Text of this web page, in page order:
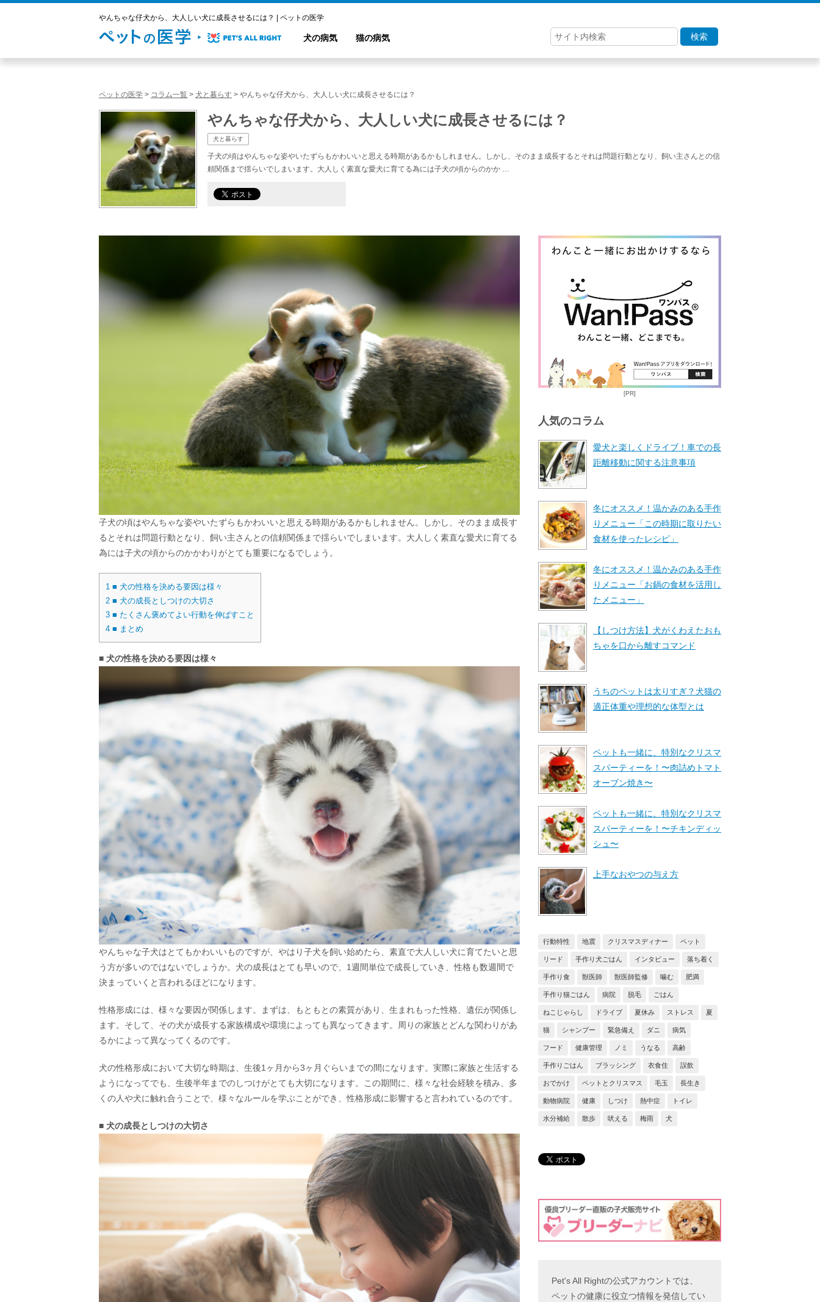
やんちゃな仔犬から、大人しい犬に成長させるには？ | ペットの医学
犬の病気 猫の病気 検索
ペットの医学 > コラム一覧 > 犬と暮らす > やんちゃな仔犬から、大人しい犬に成長させるには？
やんちゃな仔犬から、大人しい犬に成長させるには？
犬と暮らす
子犬の頃はやんちゃな姿やいたずらもかわいいと思える時期があるかもしれません。しかし、そのまま成長するとそれは問題行動となり、飼い主さんとの信
頼関係まで揺らいでしまいます。大人しく素直な愛犬に育てる為には子犬の頃からのかか …
子犬の頃はやんちゃな姿やいたずらもかわいいと思える時期があるかもしれません。しかし、そのまま成長す
るとそれは問題行動となり、飼い主さんとの信頼関係まで揺らいでしまいます。大人しく素直な愛犬に育てる
為には子犬の頃からのかかわりがとても重要になるでしょう。
1 ■ 犬の性格を決める要因は様々
2 ■ 犬の成長としつけの大切さ
3 ■ たくさん褒めてよい行動を伸ばすこと
4 ■ まとめ
■ 犬の性格を決める要因は様々
やんちゃな子犬はとてもかわいいものですが、やはり子犬を飼い始めたら、素直で大人しい犬に育てたいと思
う方が多いのではないでしょうか。犬の成長はとても早いので、1週間単位で成長していき、性格も数週間で
決まっていくと言われるほどになります。
性格形成には、様々な要因が関係します。まずは、もともとの素質があり、生まれもった性格、遺伝が関係し
ます。そして、その犬が成長する家族構成や環境によっても異なってきます。周りの家族とどんな関わりがあ
るかによって異なってくるのです。
犬の性格形成において大切な時期は、生後1ヶ月から3ヶ月ぐらいまでの間になります。実際に家族と生活する
ようになってでも、生後半年までのしつけがとても大切になります。この期間に、様々な社会経験を積み、多
くの人や犬に触れ合うことで、様々なルールを学ぶことができ、性格形成に影響すると言われているのです。
■ 犬の成長としつけの大切さ
[PR]
人気のコラム
愛犬と楽しくドライブ！車での長
距離移動に関する注意事項
冬にオススメ！温かみのある手作
りメニュー「この時期に取りたい
食材を使ったレシピ」
冬にオススメ！温かみのある手作
りメニュー「お鍋の食材を活用し
たメニュー」
【しつけ方法】犬がくわえたおも
ちゃを口から離すコマンド
うちのペットは太りすぎ？犬猫の
適正体重や理想的な体型とは
ペットも一緒に、特別なクリスマ
スパーティーを！〜肉詰めトマト
オーブン焼き〜
ペットも一緒に、特別なクリスマ
スパーティーを！〜チキンディッ
シュ〜
上手なおやつの与え方
行動特性 地震 クリスマスディナー ペット
リード 手作り犬ごはん インタビュー 落ち着く
手作り食 獣医師 獣医師監修 噛む 肥満
手作り猫ごはん 病院 脱毛 ごはん
ねこじゃらし ドライブ 夏休み ストレス 夏
猫 シャンプー 緊急備え ダニ 病気
フード 健康管理 ノミ うなる 高齢
手作りごはん ブラッシング 衣食住 誤飲
おでかけ ペットとクリスマス 毛玉 長生き
動物病院 健康 しつけ 熱中症 トイレ
水分補給 散歩 吠える 梅雨 犬
Pet's All Rightの公式アカウントでは、
ペットの健康に役立つ情報を発信してい